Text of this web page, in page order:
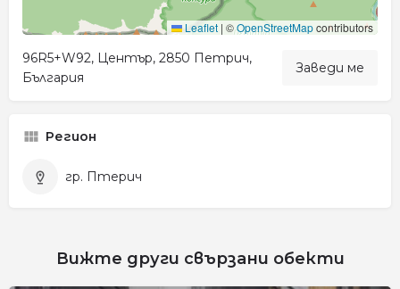
Leaflet | ©OpenStreetMapcontributors
96R5+W92, Център, 2850 Петрич,
България
Заведи ме
Регион
гр. Птерич
Вижте други свързани обекти